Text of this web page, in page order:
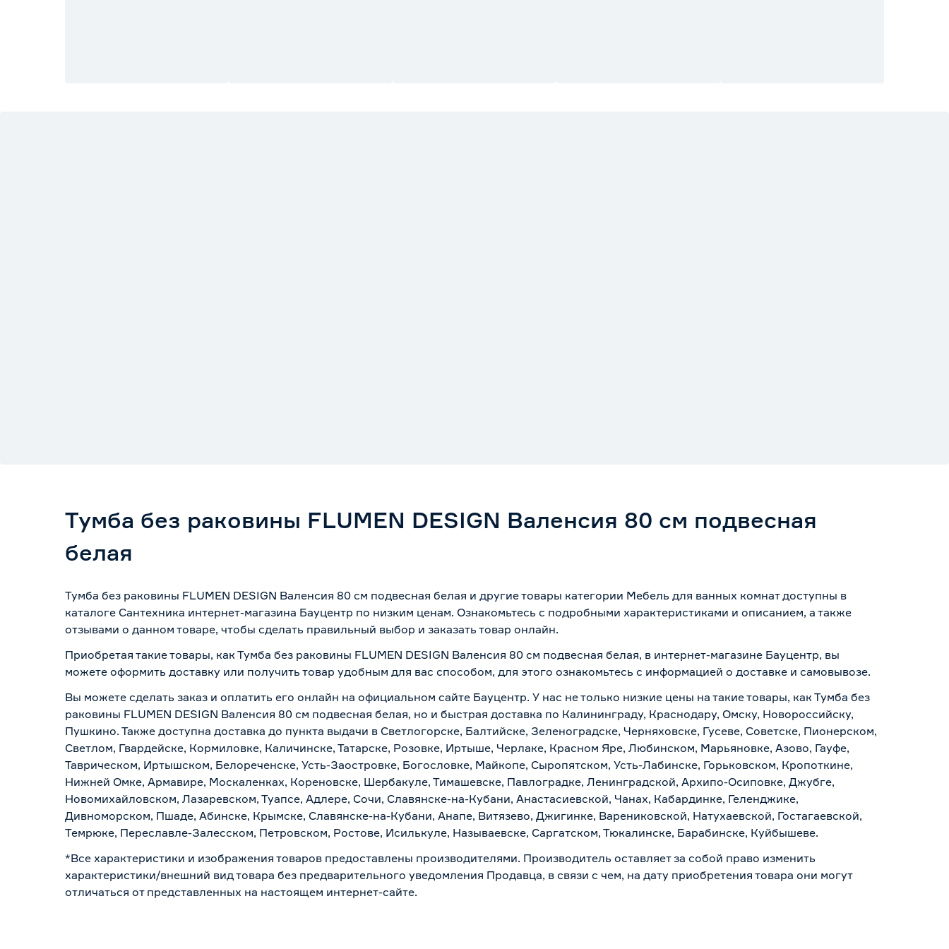
Тумба без раковины FLUMEN DESIGN Валенсия 80 см подвесная
белая
Тумба без раковины FLUMEN DESIGN Валенсия 80 см подвесная белая и другие товары категории Мебель для ванных комнат доступны в
каталоге Сантехника интернет-магазина Бауцентр по низким ценам. Ознакомьтесь с подробными характеристиками и описанием, а также
отзывами о данном товаре, чтобы сделать правильный выбор и заказать товар онлайн.
Приобретая такие товары, как Тумба без раковины FLUMEN DESIGN Валенсия 80 см подвесная белая, в интернет-магазине Бауцентр, вы
можете оформить доставку или получить товар удобным для вас способом, для этого ознакомьтесь с информацией о доставке и самовывозе.
Вы можете сделать заказ и оплатить его онлайн на официальном сайте Бауцентр. У нас не только низкие цены на такие товары, как Тумба без
раковины FLUMEN DESIGN Валенсия 80 см подвесная белая, но и быстрая доставка по Калининграду, Краснодару, Омску, Новороссийску,
Пушкино. Также доступна доставка до пункта выдачи в Светлогорске, Балтийске, Зеленоградске, Черняховске, Гусеве, Советске, Пионерском,
Светлом, Гвардейске, Кормиловке, Каличинске, Татарске, Розовке, Иртыше, Черлаке, Красном Яре, Любинском, Марьяновке, Азово, Гауфе,
Таврическом, Иртышском, Белореченске, Усть-Заостровке, Богословке, Майкопе, Сыропятском, Усть-Лабинске, Горьковском, Кропоткине,
Нижней Омке, Армавире, Москаленках, Кореновске, Шербакуле, Тимашевске, Павлоградке, Ленинградской, Архипо-Осиповке, Джубге,
Новомихайловском, Лазаревском, Туапсе, Адлере, Сочи, Славянске-на-Кубани, Анастасиевской, Чанах, Кабардинке, Геленджике,
Дивноморском, Пшаде, Абинске, Крымске, Славянске-на-Кубани, Анапе, Витязево, Джигинке, Варениковской, Натухаевской, Гостагаевской,
Темрюке, Переславле-Залесском, Петровском, Ростове, Исилькуле, Называевске, Саргатском, Тюкалинске, Барабинске, Куйбышеве.
*Все характеристики и изображения товаров предоставлены производителями. Производитель оставляет за собой право изменить
характеристики/внешний вид товара без предварительного уведомления Продавца, в связи с чем, на дату приобретения товара они могут
отличаться от представленных на настоящем интернет-сайте.